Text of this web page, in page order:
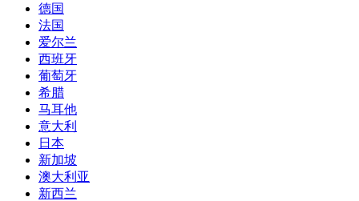
德国
法国
爱尔兰
西班牙
葡萄牙
希腊
马耳他
意大利
日本
新加坡
澳大利亚
新西兰